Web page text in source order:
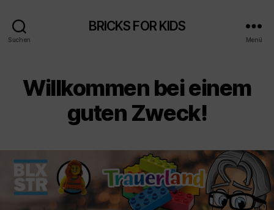
Suchen
BRICKS FOR KIDS
Menü
Willkommen bei einem
guten Zweck!